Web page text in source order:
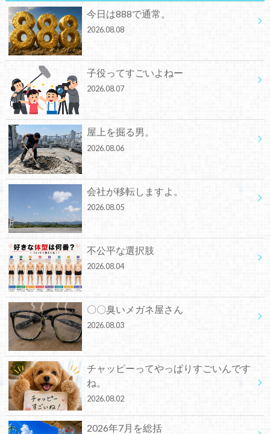
今日は888で通常。
2026.08.08
子役ってすごいよねー
2026.08.07
屋上を掘る男。
2026.08.06
会社が移転しますよ。
2026.08.05
不公平な選択肢
2026.08.04
〇〇臭いメガネ屋さん
2026.08.03
チャッピーってやっぱりすごいんです
ね。
2026.08.02
2026年7月を総括